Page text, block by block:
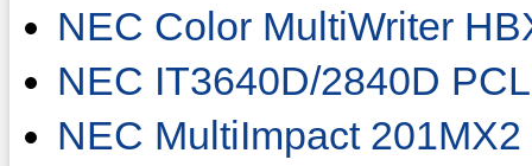
NEC Color MultiWriter
NEC IT3640D/2840D PCL
NEC MultiImpact 201MX2